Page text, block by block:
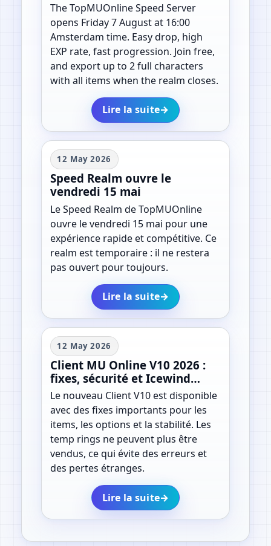
The TopMUOnline Speed Server
opens Friday 7 August at 16:00
Amsterdam time. Easy drop, high
EXP rate, fast progression. Join free,
and export up to 2 full characters
with all items when the realm closes.
Lire la suite→
12 May 2026
Speed Realm ouvre le
vendredi 15 mai
Le Speed Realm de TopMUOnline
ouvre le vendredi 15 mai pour une
expérience rapide et compétitive. Ce
realm est temporaire : il ne restera
pas ouvert pour toujours.
Lire la suite→
12 May 2026
Client MU Online V10 2026 :
fixes, sécurité et Icewind
Castle
Le nouveau Client V10 est disponible
avec des fixes importants pour les
items, les options et la stabilité. Les
temp rings ne peuvent plus être
vendus, ce qui évite des erreurs et
des pertes étranges.
Lire la suite→